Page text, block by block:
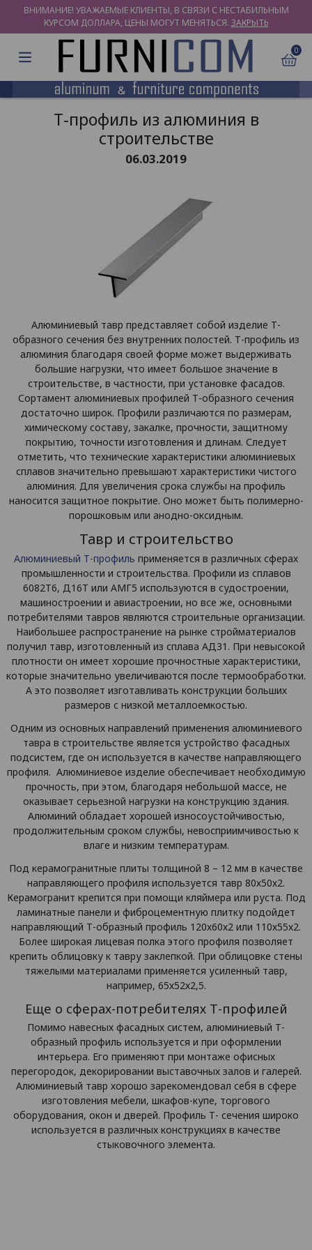
ВНИМАНИЕ! УВАЖАЕМЫЕ КЛИЕНТЫ, В СВЯЗИ С НЕСТАБИЛЬНЫМ
КУРСОМ ДОЛЛАРА, ЦЕНЫ МОГУТ МЕНЯТЬСЯ. ЗАКРЫТЬ
0
Т-профиль из алюминия в
строительстве
06.03.2019
Алюминиевый тавр представляет собой изделие Т-
образного сечения без внутренних полостей. Т-профиль из
алюминия благодаря своей форме может выдерживать
большие нагрузки, что имеет большое значение в
строительстве, в частности, при установке фасадов.
Сортамент алюминиевых профилей Т-образного сечения
достаточно широк. Профили различаются по размерам,
химическому составу, закалке, прочности, защитному
покрытию, точности изготовления и длинам. Следует
отметить, что технические характеристики алюминиевых
сплавов значительно превышают характеристики чистого
алюминия. Для увеличения срока службы на профиль
наносится защитное покрытие. Оно может быть полимерно-
порошковым или анодно-оксидным.
Тавр и строительство
Алюминиевый Т-профиль применяется в различных сферах
промышленности и строительства. Профили из сплавов
6082Т6, Д16Т или АМГ5 используются в судостроении,
машиностроении и авиастроении, но все же, основными
потребителями тавров являются строительные организации.
Наибольшее распространение на рынке стройматериалов
получил тавр, изготовленный из сплава АД31. При невысокой
плотности он имеет хорошие прочностные характеристики,
которые значительно увеличиваются после термообработки.
А это позволяет изготавливать конструкции больших
размеров с низкой металлоемкостью.
Одним из основных направлений применения алюминиевого
тавра в строительстве является устройство фасадных
подсистем, где он используется в качестве направляющего
профиля. Алюминиевое изделие обеспечивает необходимую
прочность, при этом, благодаря небольшой массе, не
оказывает серьезной нагрузки на конструкцию здания.
Алюминий обладает хорошей износоустойчивостью,
продолжительным сроком службы, невосприимчивостью к
влаге и низким температурам.
Под керамогранитные плиты толщиной 8 – 12 мм в качестве
направляющего профиля используется тавр 80х50х2.
Керамогранит крепится при помощи кляймера или руста. Под
ламинатные панели и фиброцементную плитку подойдет
направляющий Т-образный профиль 120х60х2 или 110х55х2.
Более широкая лицевая полка этого профиля позволяет
крепить облицовку к тавру заклепкой. При облицовке стены
тяжелыми материалами применяется усиленный тавр,
например, 65х52х2,5.
Еще о сферах-потребителях Т-профилей
Помимо навесных фасадных систем, алюминиевый Т-
образный профиль используется и при оформлении
интерьера. Его применяют при монтаже офисных
перегородок, декорировании выставочных залов и галерей.
Алюминиевый тавр хорошо зарекомендовал себя в сфере
изготовления мебели, шкафов-купе, торгового
оборудования, окон и дверей. Профиль Т- сечения широко
используется в различных конструкциях в качестве
стыковочного элемента.